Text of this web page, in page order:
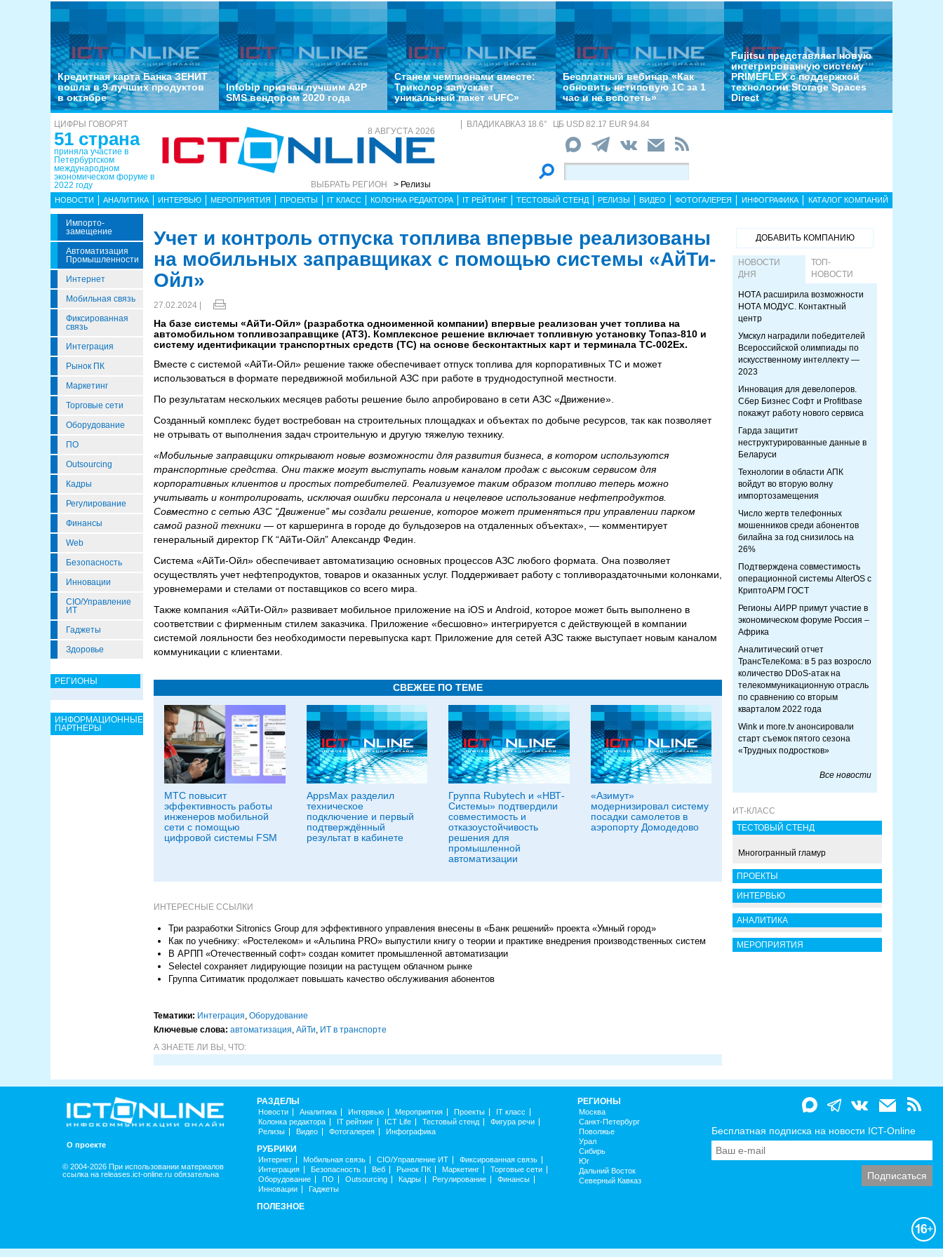
Кредитная карта Банка ЗЕНИТ
вошла в 9 лучших продуктов
в октябре
Infobip признан лучшим A2P
SMS вендором 2020 года
Станем чемпионами вместе:
Триколор запускает
уникальный пакет «UFC»
Бесплатный вебинар «Как
обновить нетиповую 1С за 1
час и не вспотеть»
Fujitsu представляет новую
интегрированную систему
PRIMEFLEX с поддержкой
технологии Storage Spaces
Direct
ЦИФРЫ ГОВОРЯТ
51 страна
приняла участие в
Петербургском
международном
экономическом форуме в
2022 году
8 АВГУСТА 2026
ВЫБРАТЬ РЕГИОН > Релизы
ВЛАДИКАВКАЗ 18.6° ЦБ USD 82.17 EUR 94.84
НОВОСТИ АНАЛИТИКА ИНТЕРВЬЮ МЕРОПРИЯТИЯ ПРОЕКТЫ IT КЛАСС КОЛОНКА РЕДАКТОРА IT РЕЙТИНГ ТЕСТОВЫЙ СТЕНД РЕЛИЗЫ ВИДЕО ФОТОГАЛЕРЕЯ ИНФОГРАФИКА КАТАЛОГ КОМПАНИЙ
Импорто­
Замещение
Автоматизация
Промышленности
Интернет
Мобильная связь
Фиксированная
связь
Интеграция
Рынок ПК
Маркетинг
Торговые сети
Оборудование
ПО
Outsourcing
Кадры
Регулирование
Финансы
Web
Безопасность
Инновации
CIO/Управление
ИТ
Гаджеты
Здоровье
РЕГИОНЫ
ИНФОРМАЦИОННЫЕ
ПАРТНЕРЫ
Учет и контроль отпуска топлива впервые реализованы
на мобильных заправщиках с помощью системы «АйТи-
Ойл»
27.02.2024 |
На базе системы «АйТи-Ойл» (разработка одноименной компании) впервые реализован учет топлива на
автомобильном топливозаправщике (АТЗ). Комплексное решение включает топливную установку Топаз-810 и
систему идентификации транспортных средств (ТС) на основе бесконтактных карт и терминала ТС-002Ex.
Вместе с системой «АйТи-Ойл» решение также обеспечивает отпуск топлива для корпоративных ТС и может
использоваться в формате передвижной мобильной АЗС при работе в труднодоступной местности.
По результатам нескольких месяцев работы решение было апробировано в сети АЗС «Движение».
Созданный комплекс будет востребован на строительных площадках и объектах по добыче ресурсов, так как позволяет
не отрывать от выполнения задач строительную и другую тяжелую технику.
«Мобильные заправщики открывают новые возможности для развития бизнеса, в котором используются
транспортные средства. Они также могут выступать новым каналом продаж с высоким сервисом для
корпоративных клиентов и простых потребителей. Реализуемое таким образом топливо теперь можно
учитывать и контролировать, исключая ошибки персонала и нецелевое использование нефтепродуктов.
Совместно с сетью АЗС “Движение” мы создали решение, которое может применяться при управлении парком
самой разной техники — от каршеринга в городе до бульдозеров на отдаленных объектах», — комментирует
генеральный директор ГК “АйТи-Ойл” Александр Федин.
Система «АйТи-Ойл» обеспечивает автоматизацию основных процессов АЗС любого формата. Она позволяет
осуществлять учет нефтепродуктов, товаров и оказанных услуг. Поддерживает работу с топливораздаточными колонками,
уровнемерами и стелами от поставщиков со всего мира.
Также компания «АйТи-Ойл» развивает мобильное приложение на iOS и Android, которое может быть выполнено в
соответствии с фирменным стилем заказчика. Приложение «бесшовно» интегрируется с действующей в компании
системой лояльности без необходимости перевыпуска карт. Приложение для сетей АЗС также выступает новым каналом
коммуникации с клиентами.
СВЕЖЕЕ ПО ТЕМЕ
МТС повысит
эффективность работы
инженеров мобильной
сети с помощью
цифровой системы FSM
AppsMax разделил
техническое
подключение и первый
подтверждённый
результат в кабинете
Группа Rubytech и «НВТ-
Системы» подтвердили
совместимость и
отказоустойчивость
решения для
промышленной
автоматизации
«Азимут»
модернизировал систему
посадки самолетов в
аэропорту Домодедово
ИНТЕРЕСНЫЕ ССЫЛКИ
Три разработки Sitronics Group для эффективного управления внесены в «Банк решений» проекта «Умный город»
Как по учебнику: «Ростелеком» и «Альпина PRO» выпустили книгу о теории и практике внедрения производственных систем
В АРПП «Отечественный софт» создан комитет промышленной автоматизации
Selectel сохраняет лидирующие позиции на растущем облачном рынке
Группа Ситиматик продолжает повышать качество обслуживания абонентов
Тематики: Интеграция, Оборудование
Ключевые слова: автоматизация, АйТи, ИТ в транспорте
А ЗНАЕТЕ ЛИ ВЫ, ЧТО:
ДОБАВИТЬ КОМПАНИЮ
НОВОСТИ
ДНЯ
ТОП-
НОВОСТИ
НОТА расширила возможности
НОТА МОДУС. Контактный
центр
Умскул наградили победителей
Всероссийской олимпиады по
искусственному интеллекту —
2023
Инновация для девелоперов.
Сбер Бизнес Софт и Profitbase
покажут работу нового сервиса
Гарда защитит
неструктурированные данные в
Беларуси
Технологии в области АПК
войдут во вторую волну
импортозамещения
Число жертв телефонных
мошенников среди абонентов
билайна за год снизилось на
26%
Подтверждена совместимость
операционной системы AlterOS с
КриптоАРМ ГОСТ
Регионы АИРР примут участие в
экономическом форуме Россия –
Африка
Аналитический отчет
ТрансТелеКома: в 5 раз возросло
количество DDoS-атак на
телекоммуникационную отрасль
по сравнению со вторым
кварталом 2022 года
Wink и more.tv анонсировали
старт съемок пятого сезона
«Трудных подростков»
Все новости
ИТ-КЛАСС
ТЕСТОВЫЙ СТЕНД
Многогранный гламур
ПРОЕКТЫ
ИНТЕРВЬЮ
АНАЛИТИКА
МЕРОПРИЯТИЯ
О проекте
© 2004-2026 При использовании материалов
ссылка на releases.ict-online.ru обязательна
РАЗДЕЛЫ
Новости Аналитика Интервью Мероприятия Проекты
IT класс
Колонка редактора
IT рейтинг ICT Life Тестовый стенд
Фигура речи
Релизы
Видео Фотогалерея Инфографика
РУБРИКИ
Интернет Мобильная связь CIO/Управление ИТ
Фиксированная связь
Интеграция
Безопасность Веб Рынок ПК Маркетинг
Торговые сети
Оборудование
ПО Outsourcing Кадры Регулирование
Финансы
Инновации
Гаджеты
ПОЛЕЗНОЕ
РЕГИОНЫ
Москва
Санкт-Петербург
Поволжье
Урал
Сибирь
Юг
Дальний Восток
Северный Кавказ
Бесплатная подписка на новости ICT-Online